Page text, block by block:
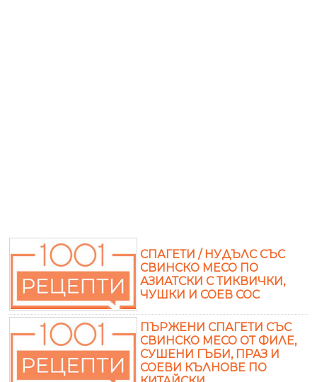
СПАГЕТИ / НУДЪЛС СЪС
СВИНСКО МЕСО ПО
АЗИАТСКИ С ТИКВИЧКИ,
ЧУШКИ И СОЕВ СОС
ПЪРЖЕНИ СПАГЕТИ СЪС
СВИНСКО МЕСО ОТ ФИЛЕ,
СУШЕНИ ГЪБИ, ПРАЗ И
СОЕВИ КЪЛНОВЕ ПО